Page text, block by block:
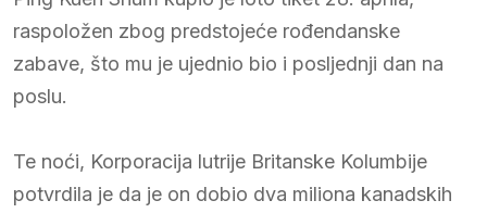
raspoložen zbog predstojeće rođendanske
zabave, što mu je ujednio bio i posljednji dan na
poslu.
Te noći, Korporacija lutrije Britanske Kolumbije
potvrdila je da je on dobio dva miliona kanadskih